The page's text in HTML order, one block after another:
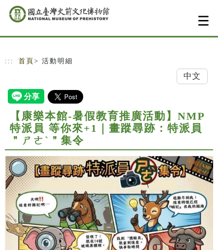
跳到主要內容
網站導覽
::: 首頁 > 活動明細
中文
【康樂本館-暑假教育推廣活動】NMP
特派員 等你來+1｜畫蹤尋跡：特派員
＂ㄕㄜˋ＂集令